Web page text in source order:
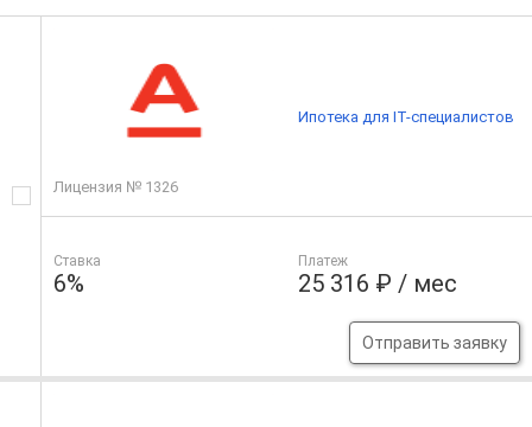
Лицензия № 1326
Ставка
6%
Платеж
25 316 ₽ / мес
Отправить заявку
Ипотека для IT-специалистов